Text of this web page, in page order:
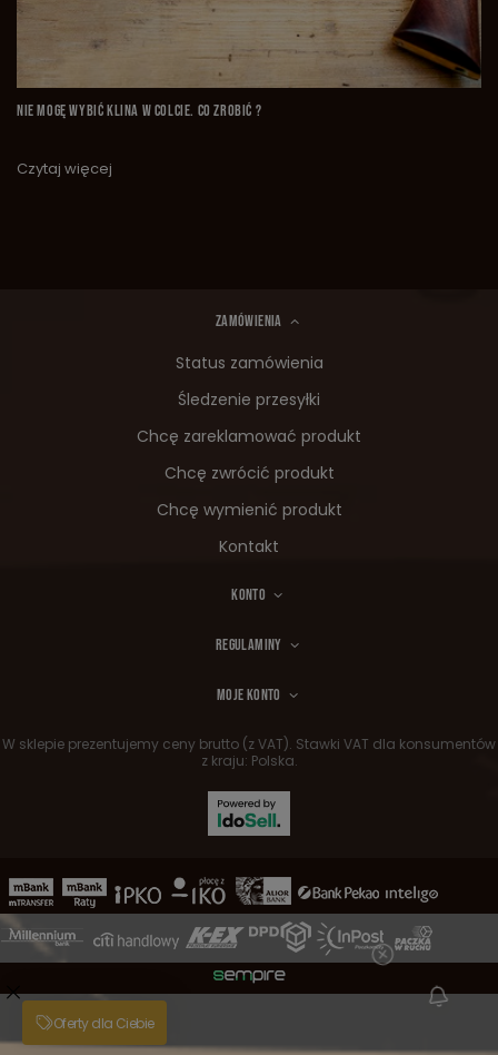
NIE MOGĘ WYBIĆ KLINA W COLCIE. CO ZROBIĆ ?
Czytaj więcej
ZAMÓWIENIA
Status zamówienia
Śledzenie przesyłki
Chcę zareklamować produkt
Chcę zwrócić produkt
Chcę wymienić produkt
Kontakt
KONTO
REGULAMINY
MOJE KONTO
W sklepie prezentujemy ceny brutto (z VAT). Stawki VAT dla konsumentów
z kraju: Polska.